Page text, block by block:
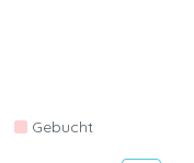
Gebucht